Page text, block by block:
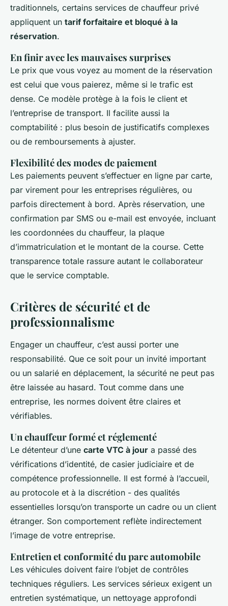
traditionnels, certains services de chauffeur privé
appliquent un tarif forfaitaire et bloqué à la
réservation.
En finir avec les mauvaises surprises
Le prix que vous voyez au moment de la réservation
est celui que vous paierez, même si le trafic est
dense. Ce modèle protège à la fois le client et
l’entreprise de transport. Il facilite aussi la
comptabilité : plus besoin de justificatifs complexes
ou de remboursements à ajuster.
Flexibilité des modes de paiement
Les paiements peuvent s’effectuer en ligne par carte,
par virement pour les entreprises régulières, ou
parfois directement à bord. Après réservation, une
confirmation par SMS ou e-mail est envoyée, incluant
les coordonnées du chauffeur, la plaque
d’immatriculation et le montant de la course. Cette
transparence totale rassure autant le collaborateur
que le service comptable.
Critères de sécurité et de
professionnalisme
Engager un chauffeur, c’est aussi porter une
responsabilité. Que ce soit pour un invité important
ou un salarié en déplacement, la sécurité ne peut pas
être laissée au hasard. Tout comme dans une
entreprise, les normes doivent être claires et
vérifiables.
Un chauffeur formé et réglementé
Le détenteur d’une carte VTC à jour a passé des
vérifications d’identité, de casier judiciaire et de
compétence professionnelle. Il est formé à l’accueil,
au protocole et à la discrétion - des qualités
essentielles lorsqu’on transporte un cadre ou un client
étranger. Son comportement reflète indirectement
l’image de votre entreprise.
Entretien et conformité du parc automobile
Les véhicules doivent faire l’objet de contrôles
techniques réguliers. Les services sérieux exigent un
entretien systématique, un nettoyage approfondi